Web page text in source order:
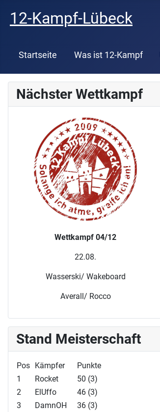
12-Kampf-Lübeck
Startseite Was ist 12-Kampf
Nächster Wettkampf
Wettkampf 04/12
22.08.
Wasserski/ Wakeboard
Averall/ Rocco
Stand Meisterschaft
Pos Kämpfer
Punkte
1
Rocket
50 (3)
2
ElUffo
46 (3)
3
DamnOH
36 (3)